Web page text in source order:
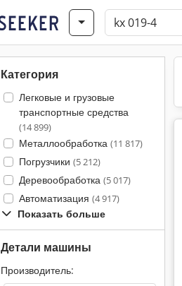
Категория
Легковые и грузовые
транспортные средства
(14 899)
Металлообработка (11 817)
Погрузчики (5 212)
Деревообработка (5 017)
Автоматизация (4 917)
Показать больше
Детали машины
Производитель: